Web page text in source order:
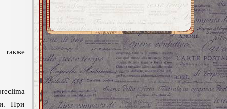
При